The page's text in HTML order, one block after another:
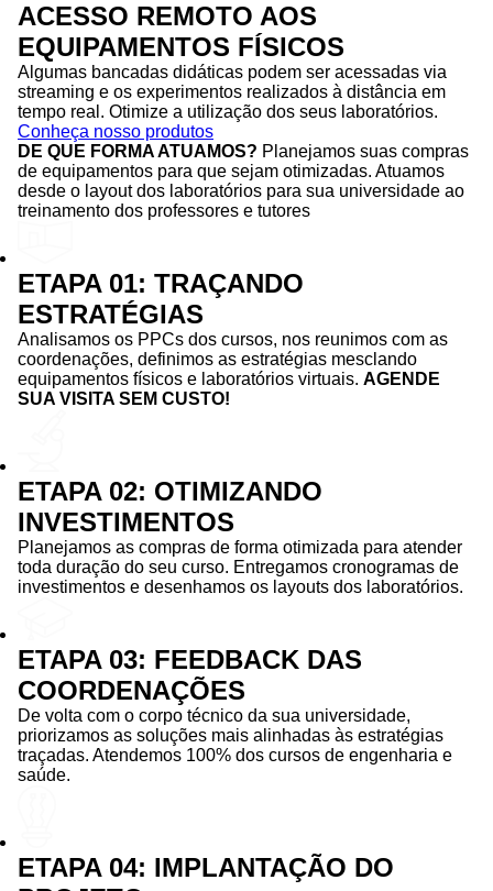
ACESSO REMOTO AOS
EQUIPAMENTOS FÍSICOS
Algumas bancadas didáticas podem ser acessadas via
streaming e os experimentos realizados à distância em
tempo real. Otimize a utilização dos seus laboratórios.
Conheça nosso produtos
DE QUE FORMA ATUAMOS? Planejamos suas compras
de equipamentos para que sejam otimizadas. Atuamos
desde o layout dos laboratórios para sua universidade ao
treinamento dos professores e tutores
ETAPA 01: TRAÇANDO
ESTRATÉGIAS
Analisamos os PPCs dos cursos, nos reunimos com as
coordenações, definimos as estratégias mesclando
equipamentos físicos e laboratórios virtuais. AGENDE
SUA VISITA SEM CUSTO!
ETAPA 02: OTIMIZANDO
INVESTIMENTOS
Planejamos as compras de forma otimizada para atender
toda duração do seu curso. Entregamos cronogramas de
investimentos e desenhamos os layouts dos laboratórios.
ETAPA 03: FEEDBACK DAS
COORDENAÇÕES
De volta com o corpo técnico da sua universidade,
priorizamos as soluções mais alinhadas às estratégias
traçadas. Atendemos 100% dos cursos de engenharia e
saúde.
ETAPA 04: IMPLANTAÇÃO DO